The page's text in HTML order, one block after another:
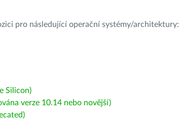
pro následující operační systémy/architektury:
Silicon)
verze 10.14 nebo novější)